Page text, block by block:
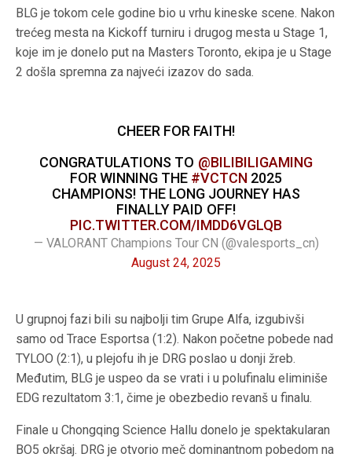
BLG je tokom cele godine bio u vrhu kineske scene. Nakon
trećeg mesta na Kickoff turniru i drugog mesta u Stage 1,
koje im je donelo put na Masters Toronto, ekipa je u Stage
2 došla spremna za najveći izazov do sada.
CHEER FOR FAITH!
CONGRATULATIONS TO @BILIBILIGAMING
FOR WINNING THE #VCTCN 2025
CHAMPIONS! THE LONG JOURNEY HAS
FINALLY PAID OFF!
PIC.TWITTER.COM/IMDD6VGLQB
— VALORANT Champions Tour CN (@valesports_cn)
August 24, 2025
U grupnoj fazi bili su najbolji tim Grupe Alfa, izgubivši
samo od Trace Esportsa (1:2). Nakon početne pobede nad
TYLOO (2:1), u plejofu ih je DRG poslao u donji žreb.
Međutim, BLG je uspeo da se vrati i u polufinalu eliminiše
EDG rezultatom 3:1, čime je obezbedio revanš u finalu.
Finale u Chongqing Science Hallu donelo je spektakularan
BO5 okršaj. DRG je otvorio meč dominantnom pobedom na